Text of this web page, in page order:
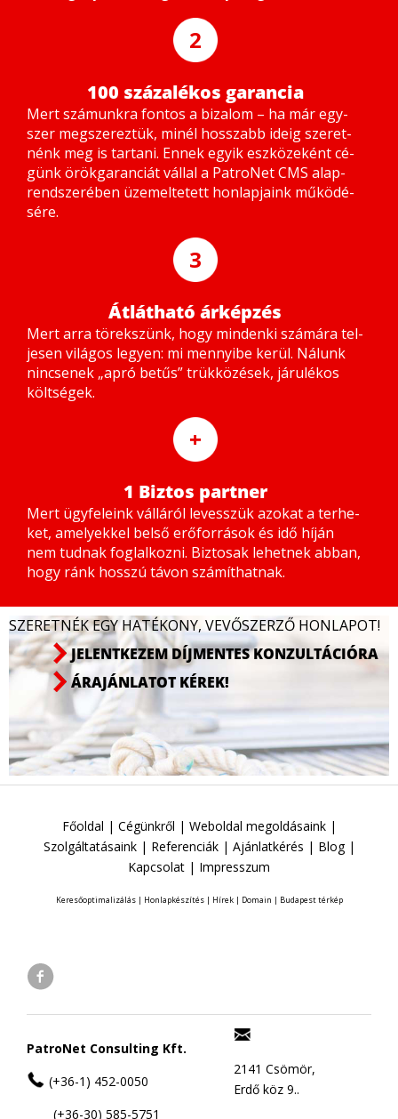
2
100 százalékos garancia
Mert szá­munk­ra fon­tos a bi­za­lom – ha már egy­
szer meg­sze­rez­tük, mi­nél hosszabb ide­ig sze­ret­
nénk meg is tar­ta­ni. En­nek egyik esz­kö­ze­ként cé­
günk örök­ga­ran­ci­át vál­lal a Pat­ro­Net CMS alap­
rend­sze­ré­ben üze­mel­te­tett hon­lap­ja­ink mű­kö­dé­
sé­re.
3
Átlátható árképzés
Mert ar­ra tö­rek­szünk, hogy min­den­ki szá­má­ra tel­
je­sen vi­lá­gos le­gyen: mi mennyi­be ke­rül. Ná­lunk
nin­cse­nek „ap­ró be­tűs” trük­kö­zé­sek, já­ru­lé­kos
költ­sé­gek.
+
1 Biztos partner
Mert ügy­fe­le­ink vál­lá­ról le­vesszük azo­kat a ter­he­
ket, ame­lyek­kel bel­ső erő­for­rá­sok és idő hí­ján
nem tud­nak fog­lal­koz­ni. Biz­to­sak le­het­nek ab­ban,
hogy ránk hosszú tá­von szá­mít­hat­nak.
SZERETNÉK EGY HATÉKONY, VEVŐSZERZŐ HONLAPOT!
JELENTKEZEM DÍJMENTES KONZULTÁCIÓRA
ÁRAJÁNLATOT KÉREK!
Főoldal | Cégünkről | Weboldal megoldásaink|
Szolgáltatásaink| Referenciák| Ajánlatkérés | Blog|
Kapcsolat | Impresszum
Keresőoptimalizálás| Honlapkészítés| Hírek| Domain | Budapest térkép
PatroNet Consulting Kft.
(+36-1) 452-0050
(+36-30) 585-5751
2141 Csömör,
Erdő köz 9..